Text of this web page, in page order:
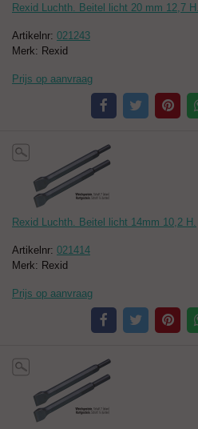
Rexid Luchth. Beitel licht 20 mm 12,7 H.
Artikelnr: 021243
Merk: Rexid
Prijs op aanvraag
Rexid Luchth. Beitel licht 14mm 10,2 H.
Artikelnr: 021414
Merk: Rexid
Prijs op aanvraag